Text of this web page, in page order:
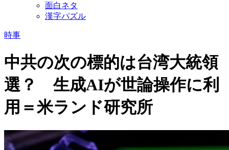
面白ネタ
漢字パズル
時事
中共の次の標的は台湾大統領
選？ 生成AIが世論操作に利
用＝米ランド研究所